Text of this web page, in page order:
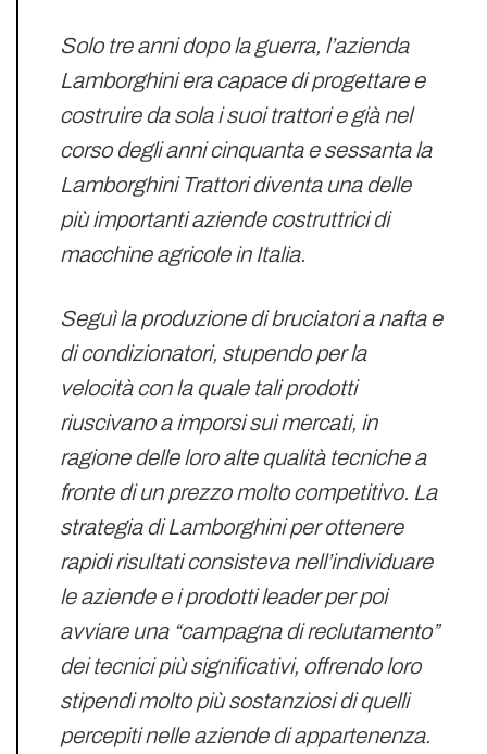
Solo tre anni dopo la guerra, l’azienda
Lamborghini era capace di progettare e
costruire da sola i suoi trattori e già nel
corso degli anni cinquanta e sessanta la
Lamborghini Trattori diventa una delle
più importanti aziende costruttrici di
macchine agricole in Italia.
Seguì la produzione di bruciatori a nafta e
di condizionatori, stupendo per la
velocità con la quale tali prodotti
riuscivano a imporsi sui mercati, in
ragione delle loro alte qualità tecniche a
fronte di un prezzo molto competitivo. La
strategia di Lamborghini per ottenere
rapidi risultati consisteva nell’individuare
le aziende e i prodotti leader per poi
avviare una “campagna di reclutamento”
dei tecnici più significativi, offrendo loro
stipendi molto più sostanziosi di quelli
percepiti nelle aziende di appartenenza.